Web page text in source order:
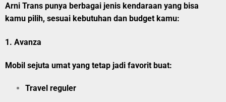
Arni Trans punya berbagai jenis kendaraan yang bisa
kamu pilih, sesuai kebutuhan dan budget kamu:
1. Avanza
Mobil sejuta umat yang tetap jadi favorit buat:
Travel reguler